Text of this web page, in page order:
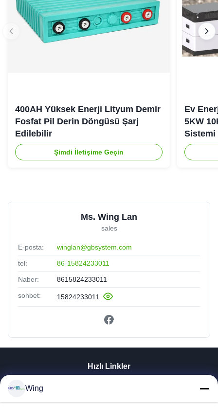
400AH Yüksek Enerji Lityum Demir
Fosfat Pil Derin Döngüsü Şarj
Edilebilir
Şimdi İletişime Geçin
Ev
5KW
Sistemi
Ms. Wing Lan
sales
E-posta: winglan@gbsystem.com
tel: 86-15824233011
Naber: 8615824233011
sohbet: 15824233011
Hızlı Linkler
Wing